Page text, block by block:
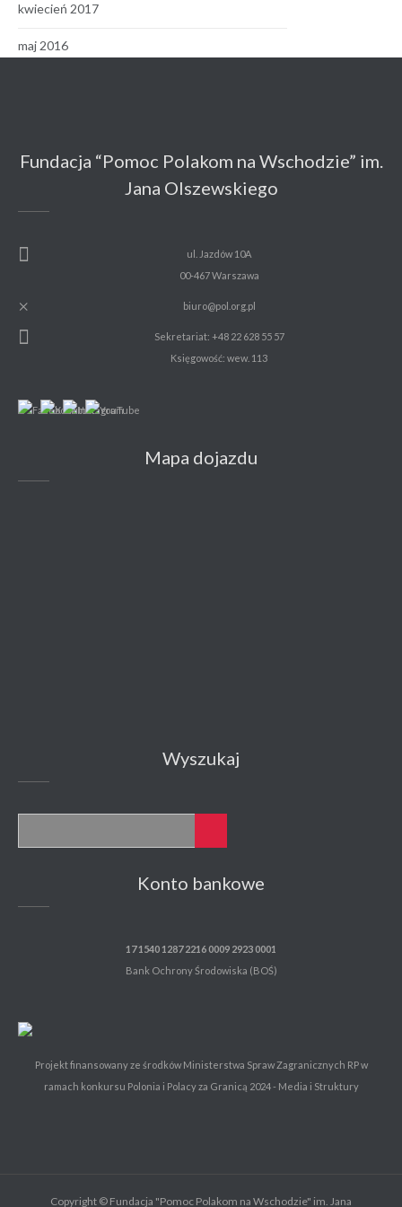
kwiecień 2017
maj 2016
Fundacja “Pomoc Polakom na Wschodzie” im.
Jana Olszewskiego
ul. Jazdów 10A
00-467 Warszawa
biuro@pol.org.pl
Sekretariat: +48 22 628 55 57
Księgowość: wew. 113
Mapa dojazdu
Wyszukaj
Konto bankowe
17 1540 1287 2216 0009 2923 0001
Bank Ochrony Środowiska (BOŚ)
Projekt finansowany ze środków Ministerstwa Spraw Zagranicznych RP w
ramach konkursu Polonia i Polacy za Granicą 2024 - Media i Struktury
Copyright © Fundacja "Pomoc Polakom na Wschodzie" im. Jana